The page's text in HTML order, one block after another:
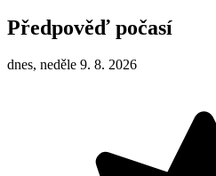
Předpověď počasí
dnes, neděle 9. 8. 2026